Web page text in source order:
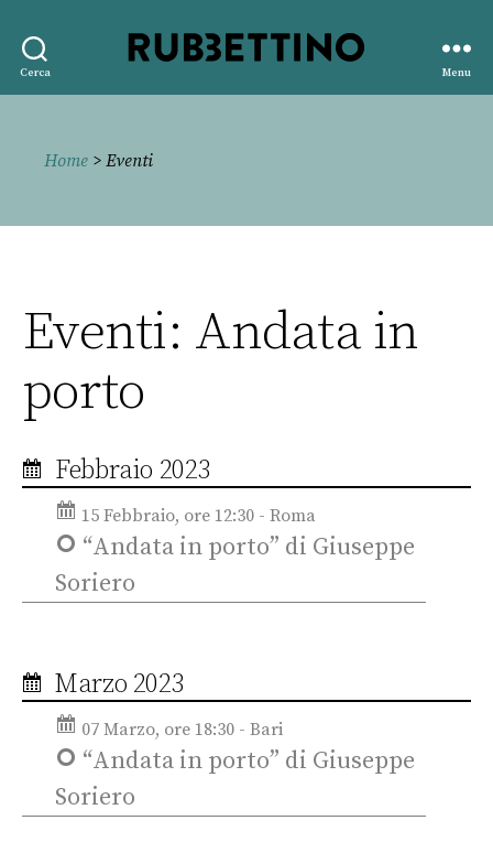
Cerca
editore
Menu
Home > Eventi
Eventi: Andata in
porto
Febbraio 2023
15 Febbraio, ore 12:30 - Roma
“Andata in porto” di Giuseppe
Soriero
Marzo 2023
07 Marzo, ore 18:30 - Bari
“Andata in porto” di Giuseppe
Soriero